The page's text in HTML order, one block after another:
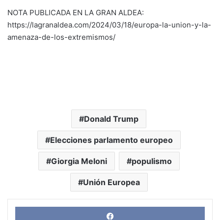
NOTA PUBLICADA EN LA GRAN ALDEA:
https://lagranaldea.com/2024/03/18/europa-la-union-y-la-
amenaza-de-los-extremismos/
Donald Trump
Elecciones parlamento europeo
Giorgia Meloni populismo
Unión Europea